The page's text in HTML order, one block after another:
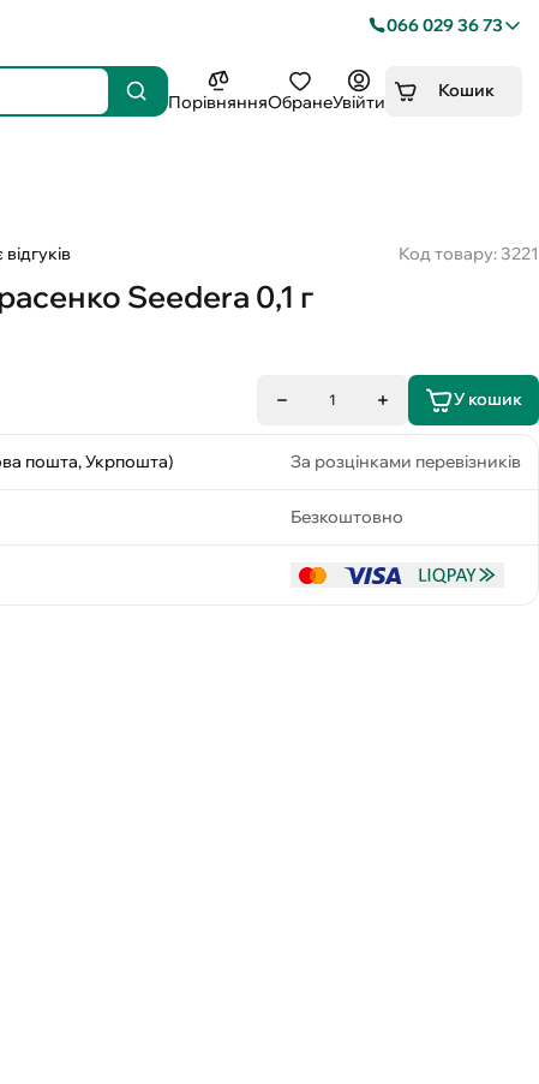
066 029 36 73
ПорівнянняОбранеУвійти
Кошик
Код товару: 3221
Seedera 0,1 г
1 У кошик
пошта, Укрпошта) За розцінками перевізників
Безкоштовно